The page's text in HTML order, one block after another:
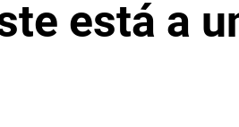
está a